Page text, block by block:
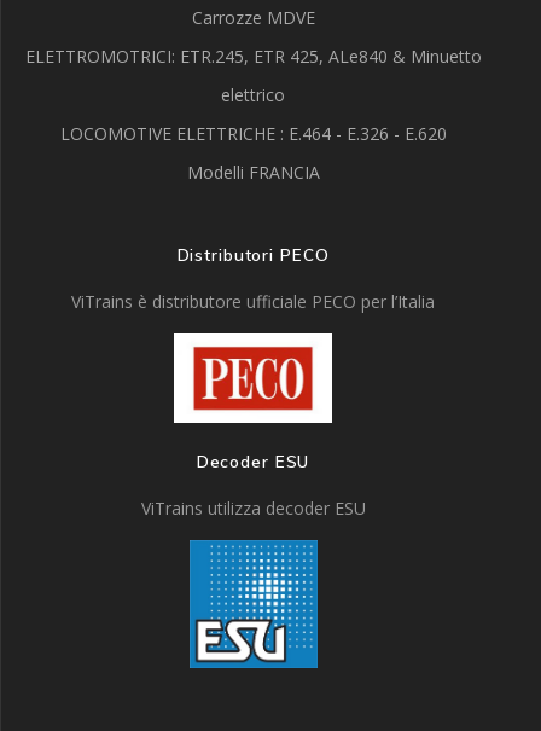
Carrozze MDVE
ELETTROMOTRICI: ETR.245, ETR 425, ALe840 & Minuetto
elettrico
LOCOMOTIVE ELETTRICHE : E.464 - E.326 - E.620
Modelli FRANCIA
Distributori PECO
ViTrains è distributore ufficiale PECO per l’Italia
Decoder ESU
ViTrains utilizza decoder ESU